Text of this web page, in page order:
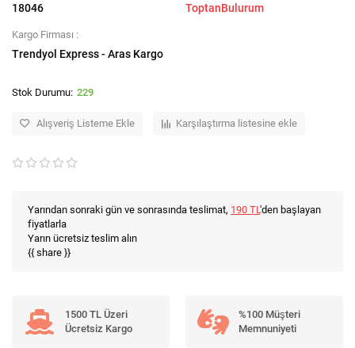
18046 ToptanBulurum
Kargo Firması :
Trendyol Express - Aras Kargo
229
Alışveriş Listeme Ekle Karşılaştırma listesine ekle
Yarından sonraki gün ve sonrasında teslimat, 190 TL'den başlayan
fiyatlarla
Yarın ücretsiz teslim alın
{{ share }}
1500 TL Üzeri
Ücretsiz Kargo
%100 Müşteri
Memnuniyeti